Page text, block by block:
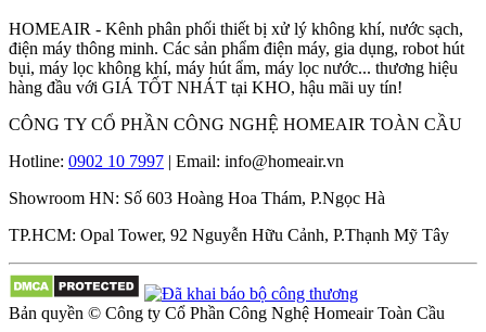
HOMEAIR - Kênh phân phối thiết bị xử lý không khí, nước sạch,
điện máy thông minh. Các sản phẩm điện máy, gia dụng, robot hút
bụi, máy lọc không khí, máy hút ẩm, máy lọc nước... thương hiệu
hàng đầu với GIÁ TỐT NHÁT tại KHO, hậu mãi uy tín!
CÔNG TY CỔ PHẦN CÔNG NGHỆ HOMEAIR TOÀN CẦU
Hotline: 0902 10 7997 | Email: info@homeair.vn
Showroom HN: Số 603 Hoàng Hoa Thám, P.Ngọc Hà
TP.HCM: Opal Tower, 92 Nguyễn Hữu Cảnh, P.Thạnh Mỹ Tây
Bản quyền © Công ty Cổ Phần Công Nghệ Homeair Toàn Cầu